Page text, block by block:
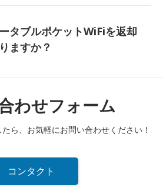
追加して、紛失や破損に備えることが
社までご連絡ください—引き続き接続
します。
タブルポケットWiFiを返却
ますか？
ます。
わせフォーム
ら、お気軽にお問い合わせください！
コンタクト